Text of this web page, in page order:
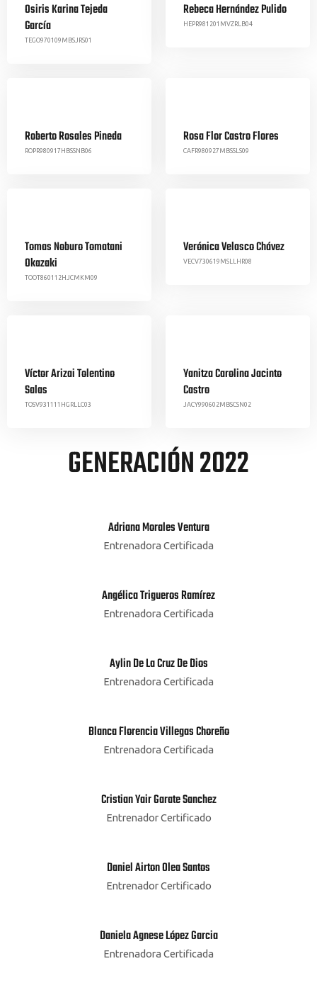
Osiris Karina Tejeda
García
TEGO970109MBSJRS01
Rebeca Hernández Pulido
HEPR981201MVZRLB04
Roberto Rosales Pineda
ROPR980917HBSSNB06
Rosa Flor Castro Flores
CAFR980927MBSSLS09
Tomas Noburo Tomatani
Okazaki
TOOT860112HJCMKM09
Verónica Velasco Chávez
VECV730619MSLLHR08
Víctor Arizai Tolentino
Salas
TOSV931111HGRLLC03
Yanitza Carolina Jacinto
Castro
JACY990602MBSCSN02
GENERACIÓN 2022
Adriana Morales Ventura
Entrenadora Certificada
Angélica Trigueros Ramírez
Entrenadora Certificada
Aylin De La Cruz De Dios
Entrenadora Certificada
Blanca Florencia Villegas Choreño
Entrenadora Certificada
Cristian Yair Garate Sanchez
Entrenador Certificado
Daniel Airton Olea Santos
Entrenador Certificado
Daniela Agnese López Garcia
Entrenadora Certificada